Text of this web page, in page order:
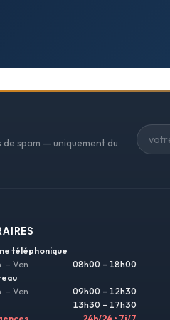
spam — uniquement du
téléphonique
– Ven.
08h00 – 18h00
– Ven.
09h00 – 12h30
13h30 – 17h30